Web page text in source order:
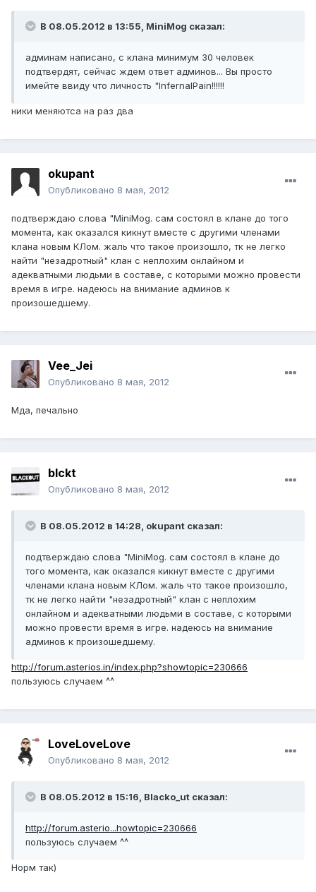
В 08.05.2012 в 13:55, MiniMog сказал:
админам написано, с клана минимум 30 человек
подтвердят, сейчас ждем ответ админов... Вы просто
имейте ввиду что личность "InfernalPain!!!!!!
ники меняютса на раз два
okupant
Опубликовано 8 мая, 2012
подтверждаю слова "MiniMog. сам состоял в клане до того
момента, как оказался кикнут вместе с другими членами
клана новым КЛом. жаль что такое произошло, тк не легко
найти "незадротный" клан с неплохим онлайном и
адекватными людьми в составе, с которыми можно провести
время в игре. надеюсь на внимание админов к
произошедшему.
Vee_Jei
Опубликовано 8 мая, 2012
Мда, печально
blckt
Опубликовано 8 мая, 2012
В 08.05.2012 в 14:28, okupant сказал:
подтверждаю слова "MiniMog. сам состоял в клане до
того момента, как оказался кикнут вместе с другими
членами клана новым КЛом. жаль что такое произошло,
тк не легко найти "незадротный" клан с неплохим
онлайном и адекватными людьми в составе, с которыми
можно провести время в игре. надеюсь на внимание
админов к произошедшему.
http://forum.asterios.in/index.php?showtopic=230666
пользуюсь случаем ^^
LoveLoveLove
Опубликовано 8 мая, 2012
В 08.05.2012 в 15:16, Blacko_ut сказал:
http://forum.asterio...howtopic=230666
пользуюсь случаем ^^
Норм так)